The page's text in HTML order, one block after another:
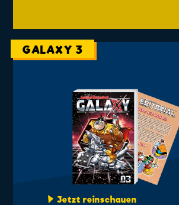
GALAXY 3
Jetzt reinschauen